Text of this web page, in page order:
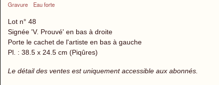
Gravure Eau forte
Lot n° 48
Signée 'V. Prouvé' en bas à droite
Porte le cachet de l'artiste en bas à gauche
Pl. : 38.5 x 24.5 cm (Piqûres)
Le détail des ventes est uniquement accessible aux abonnés.